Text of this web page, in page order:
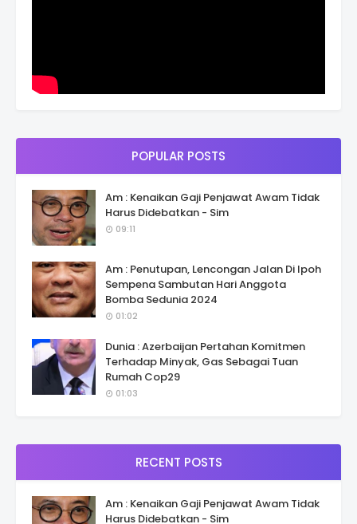
POPULAR POSTS
Am : Kenaikan Gaji Penjawat Awam Tidak
Harus Didebatkan - Sim
09:11
Am : Penutupan, Lencongan Jalan Di Ipoh
Sempena Sambutan Hari Anggota
Bomba Sedunia 2024
01:02
Dunia : Azerbaijan Pertahan Komitmen
Terhadap Minyak, Gas Sebagai Tuan
Rumah Cop29
01:03
RECENT POSTS
Am : Kenaikan Gaji Penjawat Awam Tidak
Harus Didebatkan - Sim